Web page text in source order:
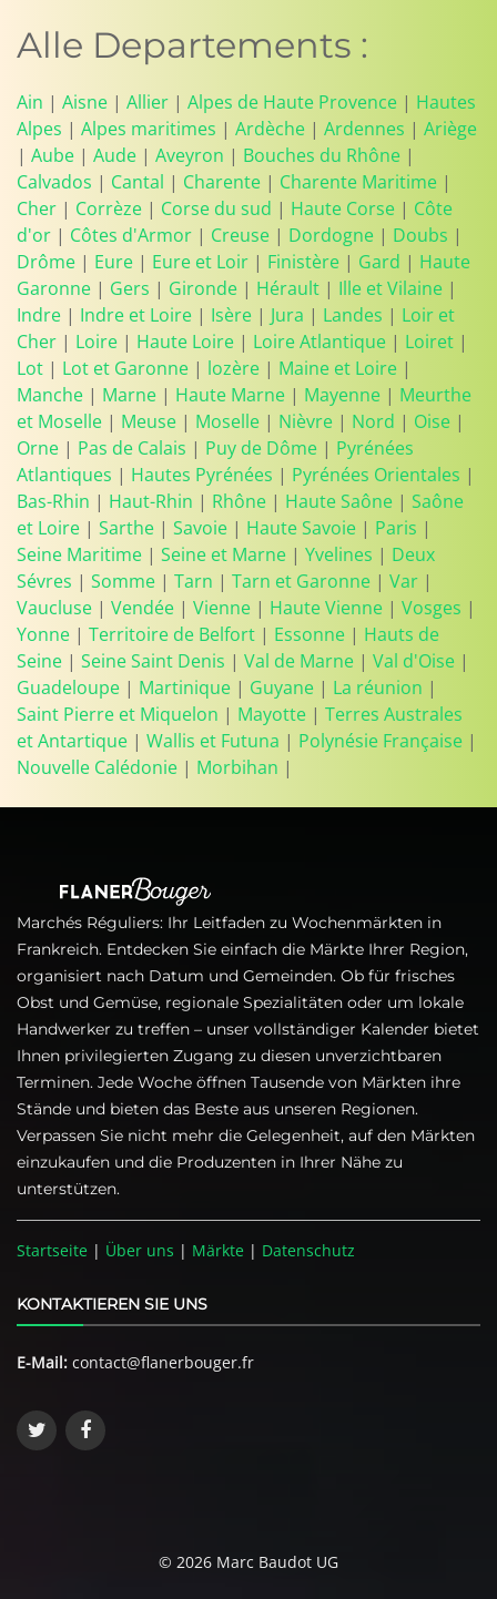
Alle Departements :
Ain | Aisne | Allier | Alpes de Haute Provence | Hautes
Alpes | Alpes maritimes | Ardèche | Ardennes | Ariège
| Aube | Aude | Aveyron | Bouches du Rhône |
Calvados | Cantal | Charente | Charente Maritime |
Cher | Corrèze | Corse du sud | Haute Corse | Côte
d'or | Côtes d'Armor | Creuse | Dordogne | Doubs |
Drôme | Eure | Eure et Loir | Finistère | Gard | Haute
Garonne | Gers | Gironde | Hérault | Ille et Vilaine |
Indre | Indre et Loire | Isère | Jura | Landes | Loir et
Cher | Loire | Haute Loire | Loire Atlantique | Loiret |
Lot | Lot et Garonne | lozère | Maine et Loire |
Manche | Marne | Haute Marne | Mayenne | Meurthe
et Moselle | Meuse | Moselle | Nièvre | Nord | Oise |
Orne | Pas de Calais | Puy de Dôme | Pyrénées
Atlantiques | Hautes Pyrénées | Pyrénées Orientales |
Bas-Rhin | Haut-Rhin | Rhône | Haute Saône | Saône
et Loire | Sarthe | Savoie | Haute Savoie | Paris |
Seine Maritime | Seine et Marne | Yvelines | Deux
Sévres | Somme | Tarn | Tarn et Garonne | Var |
Vaucluse | Vendée | Vienne | Haute Vienne | Vosges |
Yonne | Territoire de Belfort | Essonne | Hauts de
Seine | Seine Saint Denis | Val de Marne | Val d'Oise |
Guadeloupe | Martinique | Guyane | La réunion |
Saint Pierre et Miquelon | Mayotte | Terres Australes
et Antartique | Wallis et Futuna | Polynésie Française |
Nouvelle Calédonie | Morbihan |
Marchés Réguliers: Ihr Leitfaden zu Wochenmärkten in
Frankreich. Entdecken Sie einfach die Märkte Ihrer Region,
organisiert nach Datum und Gemeinden. Ob für frisches
Obst und Gemüse, regionale Spezialitäten oder um lokale
Handwerker zu treffen – unser vollständiger Kalender bietet
Ihnen privilegierten Zugang zu diesen unverzichtbaren
Terminen. Jede Woche öffnen Tausende von Märkten ihre
Stände und bieten das Beste aus unseren Regionen.
Verpassen Sie nicht mehr die Gelegenheit, auf den Märkten
einzukaufen und die Produzenten in Ihrer Nähe zu
unterstützen.
Startseite | Über uns | Märkte | Datenschutz
KONTAKTIEREN SIE UNS
E-Mail: contact@flanerbouger.fr
© 2026 Marc Baudot UG